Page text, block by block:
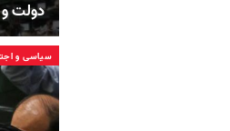
دولت
سیاسی و